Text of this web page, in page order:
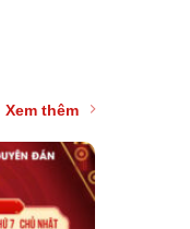
Xem thêm